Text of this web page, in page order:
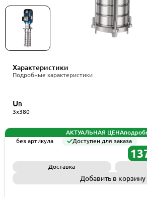
Характеристики
Подробные характеристики
UВ
3x380
АКТУАЛЬНАЯ ЦЕНА
без артикула
Доступен для заказа
Доставка
Добавить в корзину